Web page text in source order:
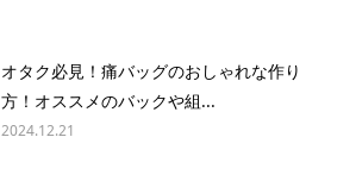
オタク必見！痛バッグのおしゃれな作り
方！オススメのバックや組...
2024.12.21